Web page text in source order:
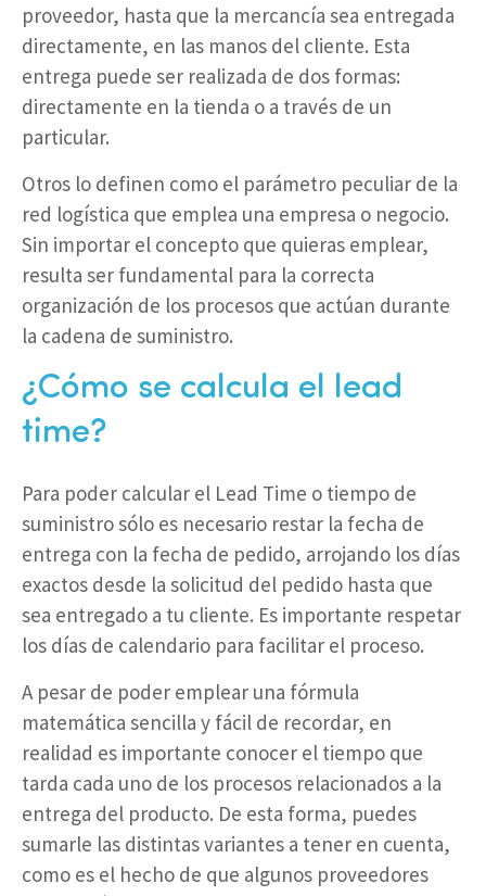
proveedor, hasta que la mercancía sea entregada
directamente, en las manos del cliente. Esta
entrega puede ser realizada de dos formas:
directamente en la tienda o a través de un
particular.
Otros lo definen como el parámetro peculiar de la
red logística que emplea una empresa o negocio.
Sin importar el concepto que quieras emplear,
resulta ser fundamental para la correcta
organización de los procesos que actúan durante
la cadena de suministro.
¿Cómo se calcula el lead
time?
Para poder calcular el Lead Time o tiempo de
suministro sólo es necesario restar la fecha de
entrega con la fecha de pedido, arrojando los días
exactos desde la solicitud del pedido hasta que
sea entregado a tu cliente. Es importante respetar
los días de calendario para facilitar el proceso.
A pesar de poder emplear una fórmula
matemática sencilla y fácil de recordar, en
realidad es importante conocer el tiempo que
tarda cada uno de los procesos relacionados a la
entrega del producto. De esta forma, puedes
sumarle las distintas variantes a tener en cuenta,
como es el hecho de que algunos proveedores